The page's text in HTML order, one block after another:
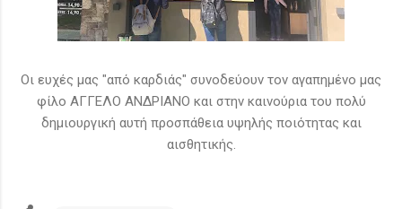
Οι ευχές μας "από καρδιάς" συνοδεύουν τον αγαπημένο μας
φίλο ΑΓΓΕΛΟ ΑΝΔΡΙΑΝΟ και στην καινούρια του πολύ
δημιουργική αυτή προσπάθεια υψηλής ποιότητας και
αισθητικής.